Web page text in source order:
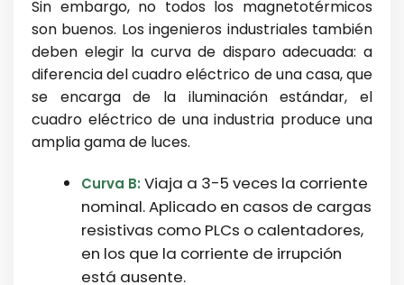
Sin embargo, no todos los magnetotérmicos
son buenos. Los ingenieros industriales también
deben elegir la curva de disparo adecuada: a
diferencia del cuadro eléctrico de una casa, que
se encarga de la iluminación estándar, el
cuadro eléctrico de una industria produce una
amplia gama de luces.
Curva B: Viaja a 3-5 veces la corriente
nominal. Aplicado en casos de cargas
resistivas como PLCs o calentadores,
en los que la corriente de irrupción
está ausente.